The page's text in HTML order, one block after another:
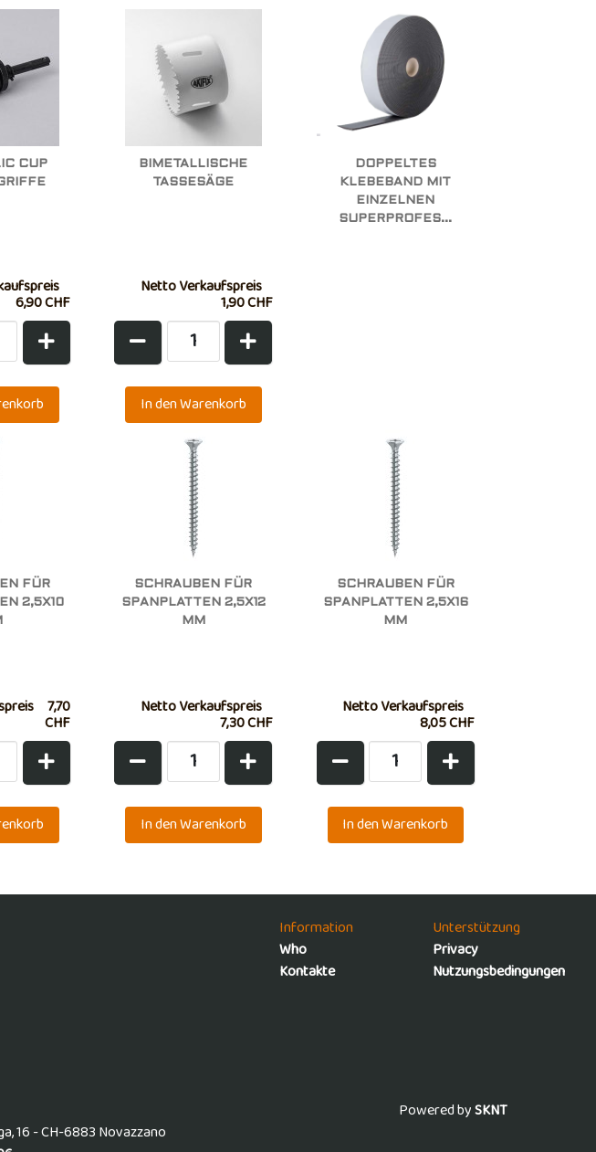
CUP
6,90 CHF
BIMETALLISCHE
TASSESÄGE
Netto Verkaufspreis
1,90 CHF
DOPPELTES
KLEBEBAND MIT
EINZELNEN
SUPERPROFES...
FÜR
2,5X10
7,70
CHF
SCHRAUBEN FÜR
SPANPLATTEN 2,5X12
MM
Netto Verkaufspreis
7,30 CHF
SCHRAUBEN FÜR
SPANPLATTEN 2,5X16
MM
Netto Verkaufspreis
8,05 CHF
Information
Who
Kontakte
Unterstützung
Privacy
Nutzungsbedingungen
16 - CH-6883 Novazzano
Powered bySKNT